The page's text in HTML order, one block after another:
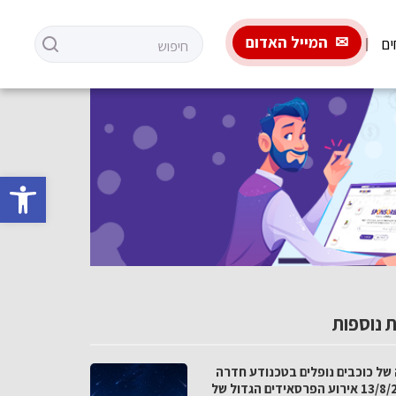
פתח
המייל האדום
נוספות
של כוכבים נופלים בטכנודע חדרה
ב-13/8/26 אירוע הפרסאידים הגדול של